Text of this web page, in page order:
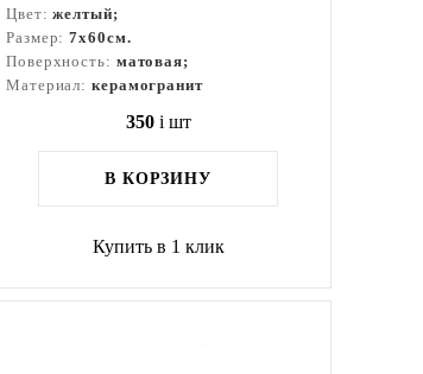
Цвет:желтый;
Размер:7x60см.
Поверхность: матовая;
Материал: керамогранит
350 i шт
В КОРЗИНУ
Купить в 1 клик